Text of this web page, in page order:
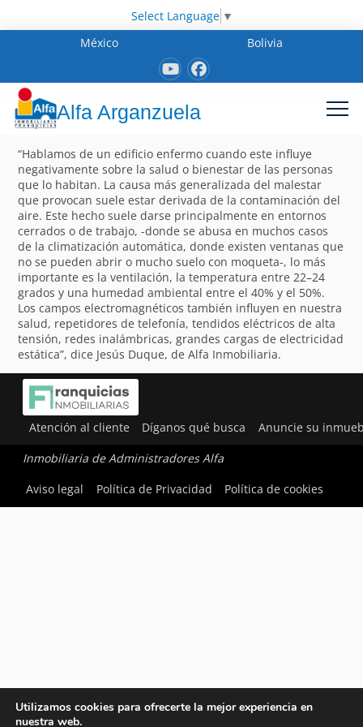
Select Language ▼
México
Bolivia
Alfa Arganzuela
“Hablamos de un edificio enfermo cuando este influye
negativamente sobre la salud o bienestar de las personas
que lo habitan. La causa más generalizada del malestar
que provocan suele estar derivada de la contaminación del
aire. Este hecho suele darse principalmente en entornos
cerrados o de trabajo, -donde se abusa en muchos casos
de la climatización automática, donde existen ventanas que
no se pueden abrir o mucho suelo con moqueta-, lo más
importante es la ventilación, la temperatura entre 22–24
grados y una humedad ambiental entre el 40% y el 50%.
Los campos electromagnéticos también influyen en nuestra
salud, repetidores de telefonía, tendidos eléctricos de alta
tensión, redes inalámbricas, grandes cargas de electricidad
estática”, dice Jesús Duque, de Alfa Inmobiliaria.
Atención al cliente Díganos qué busca Anuncie su
Inmobiliaria de Administradores Alfa
Aviso legal
Política de Privacidad Política de cookies
Utilizamos cookies para ofrecerte la mejor experiencia en
nuestra web.